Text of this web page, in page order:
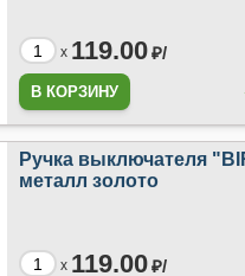
x 119.00₽/
Ручка выключателя
металл золото
x 119.00₽/